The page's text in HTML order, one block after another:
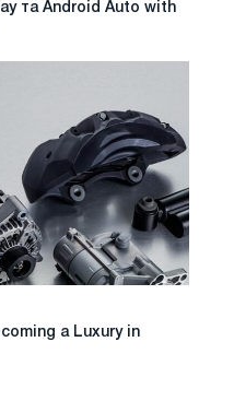
та Android Auto with
a Luxury in